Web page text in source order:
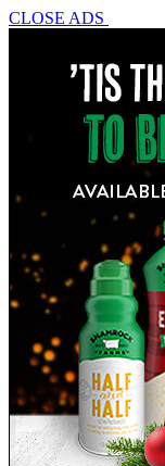
CLOSE ADS